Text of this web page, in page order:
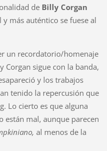
de Billy Corgan
más auténtico se fuese al
un recordatorio/homenaje
Corgan sigue con la banda,
y los trabajos
tenido la repercusión que
Lo cierto es que alguna
están mal, aunque parecen
al menos de la